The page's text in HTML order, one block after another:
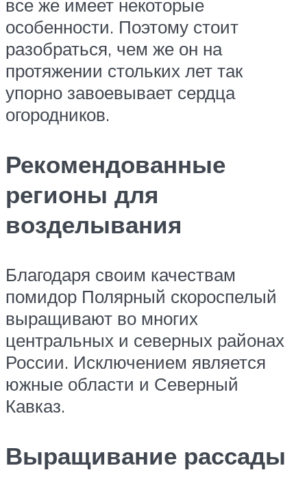
все же имеет некоторые
особенности. Поэтому стоит
разобраться, чем же он на
протяжении стольких лет так
упорно завоевывает сердца
огородников.
Рекомендованные
регионы для
возделывания
Благодаря своим качествам
помидор Полярный скороспелый
выращивают во многих
центральных и северных районах
России. Исключением является
южные области и Северный
Кавказ.
Выращивание рассады